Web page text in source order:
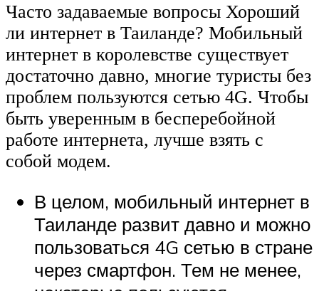
Часто задаваемые вопросы Хороший
ли интернет в Таиланде? Мобильный
интернет в королевстве существует
достаточно давно, многие туристы без
проблем пользуются сетью 4G. Чтобы
быть уверенным в бесперебойной
работе интернета, лучше взять с
собой модем.
В целом, мобильный интернет в
Таиланде развит давно и можно
пользоваться 4G сетью в стране
через смартфон. Тем не менее,